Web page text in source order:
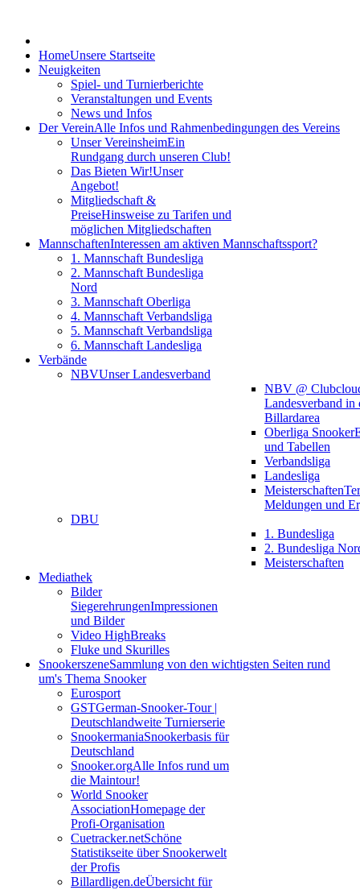
HomeUnsere Startseite
Neuigkeiten
Spiel- und Turnierberichte
Veranstaltungen und Events
News und Infos
Der VereinAlle Infos und Rahmenbedingungen des Vereins
Unser VereinsheimEin
Rundgang durch unseren Club!
Das Bieten Wir!Unser
Angebot!
Mitgliedschaft &
PreiseHinsweise zu Tarifen und
möglichen Mitgliedschaften
MannschaftenInteressen am aktiven Mannschaftssport?
1. Mannschaft Bundesliga
2. Mannschaft Bundesliga
Nord
3. Mannschaft Oberliga
4. Mannschaft Verbandsliga
5. Mannschaft Verbandsliga
6. Mannschaft Landesliga
Verbände
NBVUnser Landesverband
NBV @
Landesverband in
Billardarea
Oberliga Snooker
und Tabellen
Verbandsliga
Landesliga
Meisterschaften
Meldungen und
DBU
1. Bundesliga
2. Bundesliga
Meisterschaften
Mediathek
Bilder
SiegerehrungenImpressionen
und Bilder
Video HighBreaks
Fluke und Skurilles
SnookerszeneSammlung von den wichtigsten Seiten rund
um's Thema Snooker
Eurosport
GSTGerman-Snooker-Tour |
Deutschlandweite Turnierserie
SnookermaniaSnookerbasis für
Deutschland
Snooker.orgAlle Infos rund um
die Maintour!
World Snooker
AssociationHomepage der
Profi-Organisation
Cuetracker.netSchöne
Statistikseite über Snookerwelt
der Profis
Billardligen.deÜbersicht für